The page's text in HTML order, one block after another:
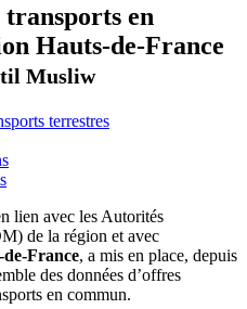
transports en
Hauts-de-France
Musliw
terrestres
lien avec les Autorités
de la région et avec
France, a mis en place, depuis
des données d’offres
en commun.